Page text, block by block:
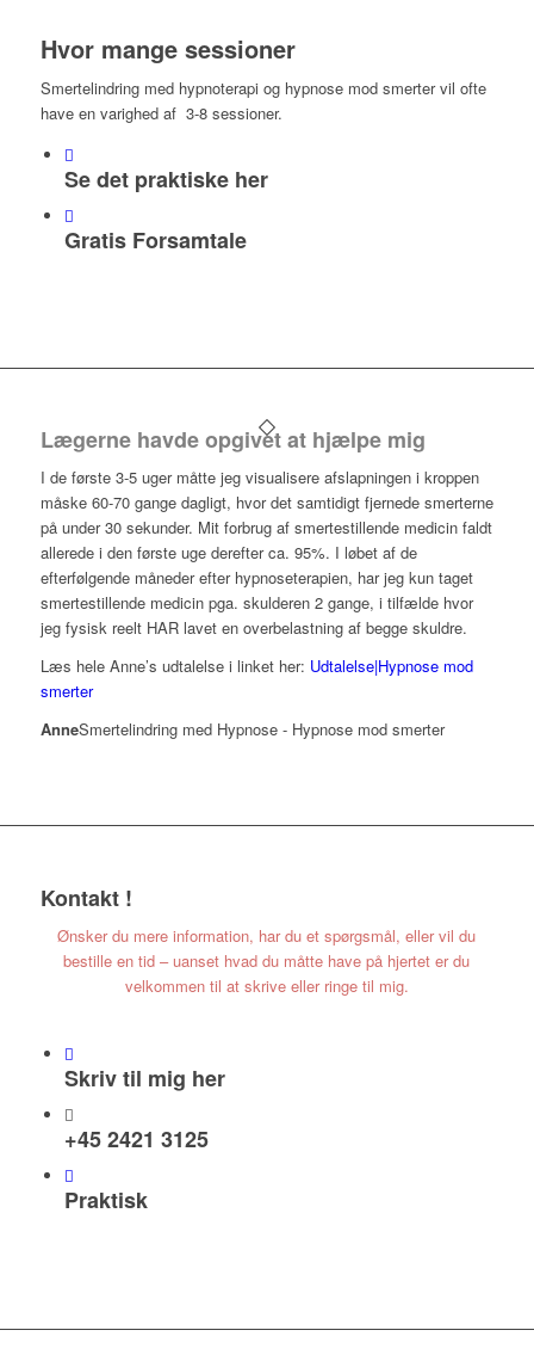
Hvor mange sessioner
Smertelindring med hypnoterapi og hypnose mod smerter vil ofte
have en varighed af 3-8 sessioner.
Se det praktiske her
Gratis Forsamtale
Lægerne havde opgivet at hjælpe mig
I de første 3-5 uger måtte jeg visualisere afslapningen i kroppen
måske 60-70 gange dagligt, hvor det samtidigt fjernede smerterne
på under 30 sekunder. Mit forbrug af smertestillende medicin faldt
allerede i den første uge derefter ca. 95%. I løbet af de
efterfølgende måneder efter hypnoseterapien, har jeg kun taget
smertestillende medicin pga. skulderen 2 gange, i tilfælde hvor
jeg fysisk reelt HAR lavet en overbelastning af begge skuldre.
Læs hele Anne’s udtalelse i linket her: Udtalelse|Hypnose mod
smerter
AnneSmertelindring med Hypnose - Hypnose mod smerter
Kontakt !
Ønsker du mere information, har du et spørgsmål, eller vil du
bestille en tid – uanset hvad du måtte have på hjertet er du
velkommen til at skrive eller ringe til mig.
Skriv til mig her
+45 2421 3125
Praktisk